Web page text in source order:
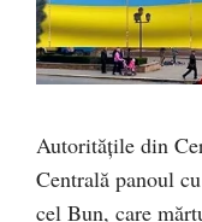
Autoritățile din
Centrală panoul
cel Bun, care